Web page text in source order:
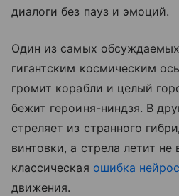
диалоги без пауз и эмоций.
Один из самых
гигантским космическим
громит корабли и целый
бежит героиня-ниндзя. В
стреляет из странного
винтовки, а стрела летит
классическая ошибка
движения.